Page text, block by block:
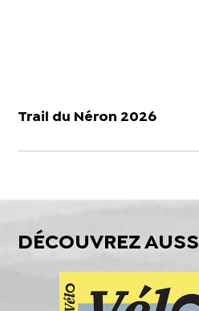
Trail du Néron 2026
DÉCOUVREZ AUSSI